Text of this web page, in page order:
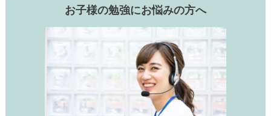
お子様の勉強にお悩みの方へ